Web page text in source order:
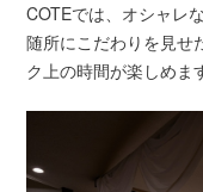
COTEでは、オシャレ
随所にこだわりを見せ
ク上の時間が楽しめま